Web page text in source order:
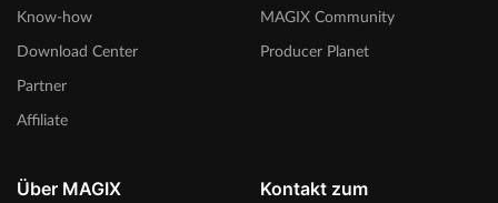
Know-how
Download Center
Partner
Affiliate
MAGIX Community
Producer Planet
Über MAGIX
Kontakt zum